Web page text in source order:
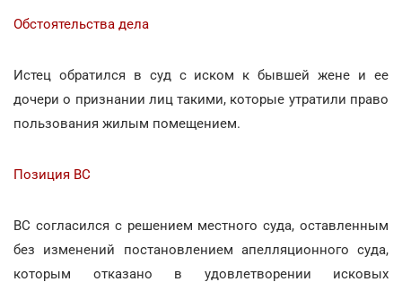
Обстоятельства дела
Истец обратился в суд с иском к бывшей жене и ее
дочери о признании лиц такими, которые утратили право
пользования жилым помещением.
Позиция ВС
ВС согласился с решением местного суда, оставленным
без изменений постановлением апелляционного суда,
которым отказано в удовлетворении исковых